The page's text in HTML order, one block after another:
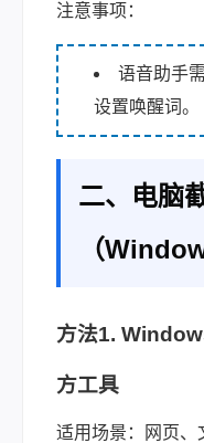
注意事项：
语音助手
设置唤醒词。
二、电脑
（
方法1.
方工具
适用场景：网页、